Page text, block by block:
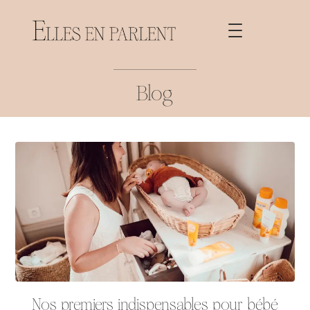
Blog
Nos premiers indispensables pour bébé